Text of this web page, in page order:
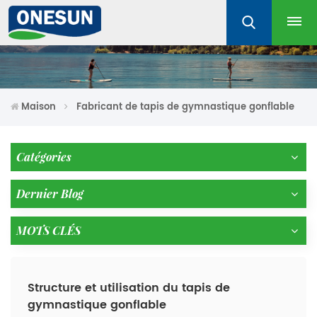
Maison Fabricant de tapis de gymnastique gonflable
Catégories
Dernier Blog
MOTS CLÉS
Structure et utilisation du tapis de
gymnastique gonflable